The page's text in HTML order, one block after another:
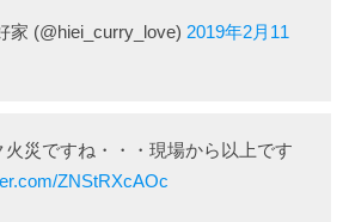
(@hiei_curry_love) 2019年2月11
火災ですね・・・現場から以上です
ZNStRXcAOc